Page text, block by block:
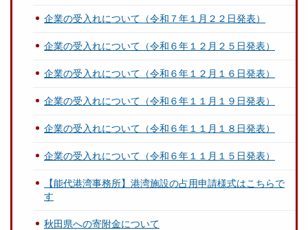
企業の受入れについて（令和７年１月２２日発表）
企業の受入れについて（令和６年１２月２５日発表）
企業の受入れについて（令和６年１２月１６日発表）
企業の受入れについて（令和６年１１月１９日発表）
企業の受入れについて（令和６年１１月１８日発表）
企業の受入れについて（令和６年１１月１５日発表）
【能代港湾事務所】港湾施設の占用申請様式はこちらで
す
秋田県への寄附金について